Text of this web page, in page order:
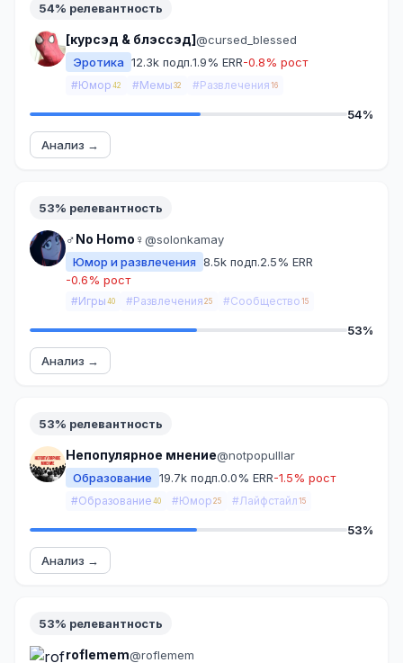
54% релевантность
[курсэд & блэссэд]@cursed_blessed
Эротика 12.3k подп.1.9% ERR-0.8% рост
#Юмор 42 #Мемы 32 #Развлечения 16
54%
Анализ →
53% релевантность
♂️No Homo♀️@solonkamay
Юмор и развлечения 8.5k подп.2.5% ERR
-0.6% рост
#Игры 40 #Развлечения 25 #Сообщество 15
53%
Анализ →
53% релевантность
Непопулярное мнение@notpopulllar
Образование 19.7k подп.0.0% ERR-1.5% рост
#Образование 40 #Юмор 25 #Лайфстайл 15
53%
Анализ →
53% релевантность
roflemem@roflemem